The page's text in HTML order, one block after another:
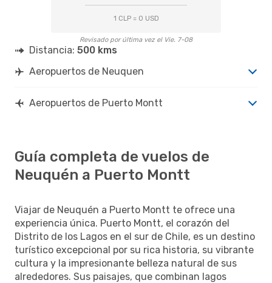
1 CLP = 0 USD
Revisado por última vez el Vie. 7-08
Distancia: 500 kms
Aeropuertos de Neuquen
Aeropuertos de Puerto Montt
Guía completa de vuelos de
Neuquén a Puerto Montt
Viajar de Neuquén a Puerto Montt te ofrece una
experiencia única. Puerto Montt, el corazón del
Distrito de los Lagos en el sur de Chile, es un destino
turístico excepcional por su rica historia, su vibrante
cultura y la impresionante belleza natural de sus
alrededores. Sus paisajes, que combinan lagos